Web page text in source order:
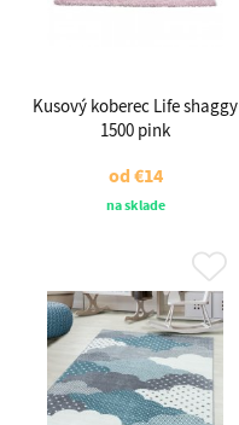
Kusový koberec Life shaggy
1500 pink
od€14
na sklade